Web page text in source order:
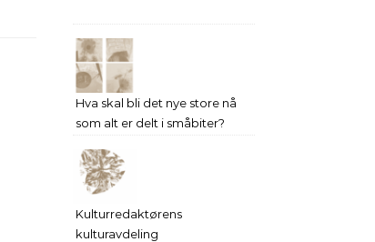
Hva skal bli det nye store nå
som alt er delt i småbiter?
Kulturredaktørens
kulturavdeling